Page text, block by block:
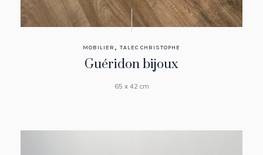
MOBILIER ,TALEC CHRISTOPHE
Guéridon bijoux
65 x 42 cm